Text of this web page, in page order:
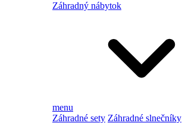
Záhradný nábytok
menu
Záhradné sety Záhradné slnečníky